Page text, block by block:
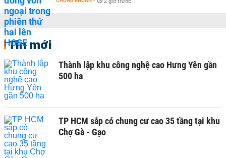
Tin mới
Thành lập khu công nghệ cao Hưng Yên gần
500 ha
TP HCM sắp có chung cư cao 35 tầng tại khu
Chợ Gà - Gạo